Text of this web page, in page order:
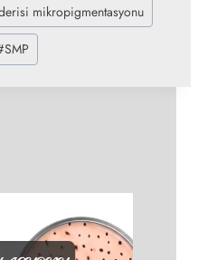
mikropigmentasyonu
SMP